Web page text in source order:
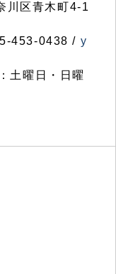
区青木町4-1
453-0438 / y
土曜日・日曜